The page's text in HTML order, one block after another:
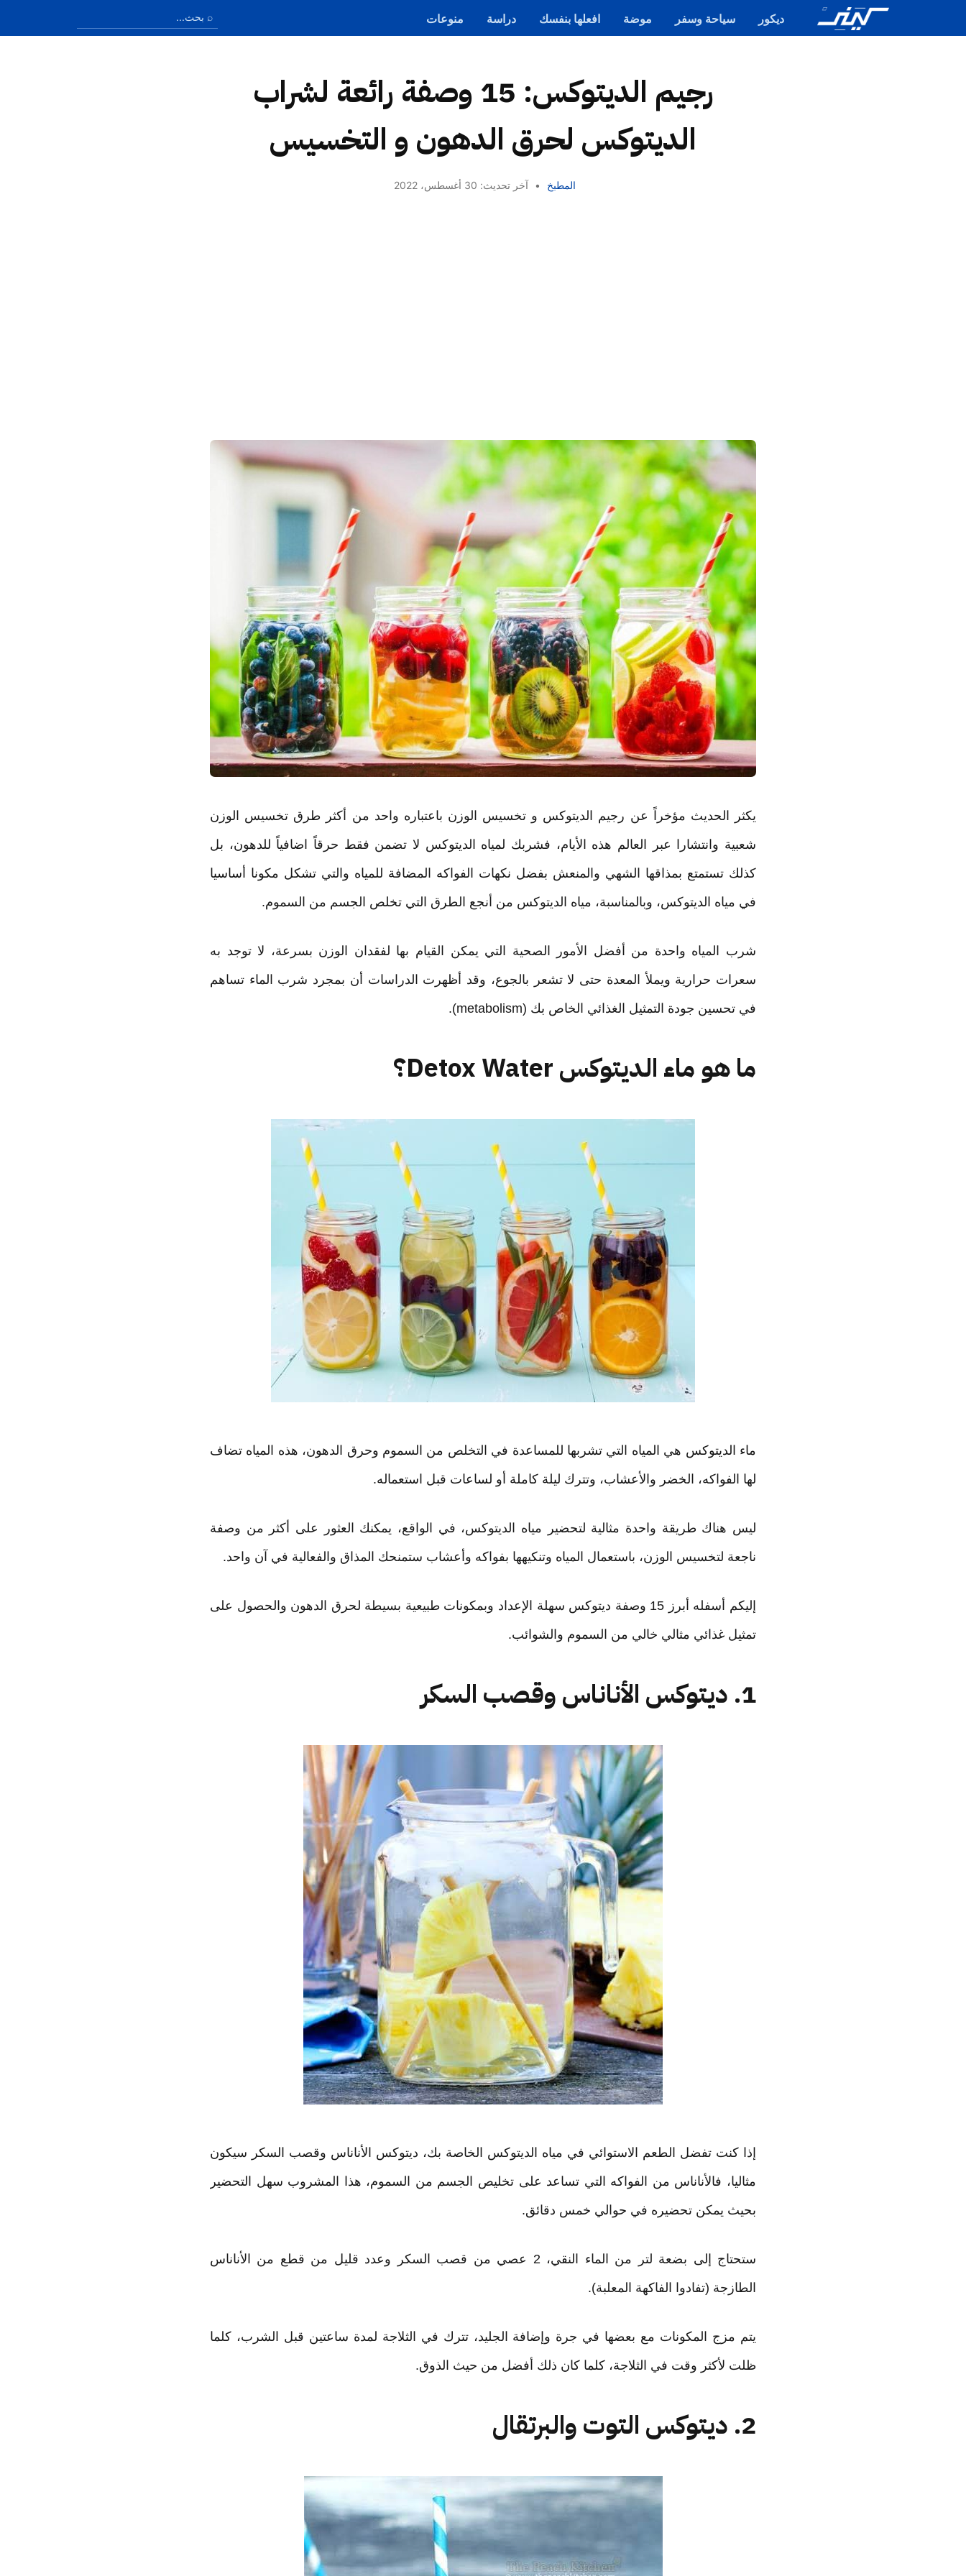
ديكور سياحة وسفر موضة افعلها بنفسك دراسة منوعات
رجيم الديتوكس: 15 وصفة رائعة لشراب
الديتوكس لحرق الدهون و التخسيس
المطبخ • آخر تحديث: 30 أغسطس، 2022
يكثر الحديث مؤخراً عن رجيم الديتوكس و تخسيس الوزن باعتباره واحد من أكثر طرق تخسيس الوزن
شعبية وانتشارا عبر العالم هذه الأيام، فشربك لمياه الديتوكس لا تضمن فقط حرقاً اضافياً للدهون، بل
كذلك تستمتع بمذاقها الشهي والمنعش بفضل نكهات الفواكه المضافة للمياه والتي تشكل مكونا أساسيا
في مياه الديتوكس، وبالمناسبة، مياه الديتوكس من أنجع الطرق التي تخلص الجسم من السموم.
شرب المياه واحدة من أفضل الأمور الصحية التي يمكن القيام بها لفقدان الوزن بسرعة، لا توجد به
سعرات حرارية ويملأ المعدة حتى لا تشعر بالجوع، وقد أظهرت الدراسات أن بمجرد شرب الماء تساهم
في تحسين جودة التمثيل الغذائي الخاص بك (metabolism).
ما هو ماء الديتوكس Detox Water؟
ماء الديتوكس هي المياه التي تشربها للمساعدة في التخلص من السموم وحرق الدهون، هذه المياه تضاف
لها الفواكه، الخضر والأعشاب، وتترك ليلة كاملة أو لساعات قبل استعماله.
ليس هناك طريقة واحدة مثالية لتحضير مياه الديتوكس، في الواقع، يمكنك العثور على أكثر من وصفة
ناجعة لتخسيس الوزن، باستعمال المياه وتنكيهها بفواكه وأعشاب ستمنحك المذاق والفعالية في آن واحد.
إليكم أسفله أبرز 15 وصفة ديتوكس سهلة الإعداد وبمكونات طبيعية بسيطة لحرق الدهون والحصول على
تمثيل غذائي مثالي خالي من السموم والشوائب.
1. ديتوكس الأناناس وقصب السكر
إذا كنت تفضل الطعم الاستوائي في مياه الديتوكس الخاصة بك، ديتوكس الأناناس وقصب السكر سيكون
مثاليا، فالأناناس من الفواكه التي تساعد على تخليص الجسم من السموم، هذا المشروب سهل التحضير
بحيث يمكن تحضيره في حوالي خمس دقائق.
ستحتاج إلى بضعة لتر من الماء النقي، 2 عصي من قصب السكر وعدد قليل من قطع من الأناناس
الطازجة (تفادوا الفاكهة المعلبة).
يتم مزج المكونات مع بعضها في جرة وإضافة الجليد، تترك في الثلاجة لمدة ساعتين قبل الشرب، كلما
ظلت لأكثر وقت في الثلاجة، كلما كان ذلك أفضل من حيث الذوق.
2. ديتوكس التوت والبرتقال